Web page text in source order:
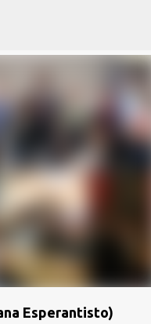
Esperantisto)